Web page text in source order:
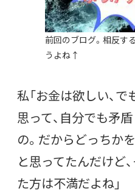
前回のブログ。相反す
うよね↑
私「お金は欲しい、
思って、自分でも矛
の。だからどっちか
と思ってたんだけど
た方は不満だよね」